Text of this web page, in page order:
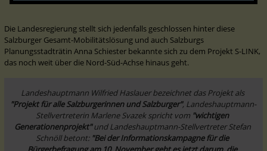
​Die Landesregierung stellt sich jedenfalls geschlossen hinter diese
Salzburger Gesamt-Mobilitätslösung und auch Salzburgs
Planungsstadträtin Anna Schiester bekannte sich zu dem Projekt S-LINK,
das noch weit über die Nord-Süd-Achse hinaus geht.
Landeshauptmann Wilfried Haslauer bezeichnet das Projekt als
"Projekt für alle Salzburgerinnen und Salzburger", Landeshauptmann-
Stellvertreterin Marlene Svazek spricht vom "wichtigen
Generationenprojekt" und Landeshauptmann-Stellvertreter Stefan
Schnöll betont: "Bei der Informationskampagne für die